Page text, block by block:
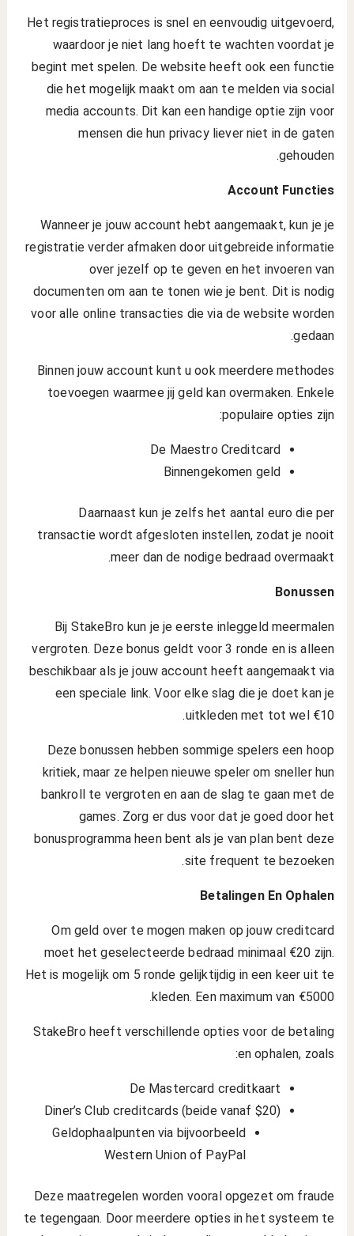
Het registratieproces is snel en eenvoudig uitgevoerd,
waardoor je niet lang hoeft te wachten voordat je
begint met spelen. De website heeft ook een functie
die het mogelijk maakt om aan te melden via social
media accounts. Dit kan een handige optie zijn voor
mensen die hun privacy liever niet in de gaten
gehouden.
Account Functies
Wanneer je jouw account hebt aangemaakt, kun je je
registratie verder afmaken door uitgebreide informatie
over jezelf op te geven en het invoeren van
documenten om aan te tonen wie je bent. Dit is nodig
voor alle online transacties die via de website worden
gedaan.
Binnen jouw account kunt u ook meerdere methodes
toevoegen waarmee jij geld kan overmaken. Enkele
populaire opties zijn:
De Maestro Creditcard
Binnengekomen geld
Daarnaast kun je zelfs het aantal euro die per
transactie wordt afgesloten instellen, zodat je nooit
meer dan de nodige bedraad overmaakt.
Bonussen
Bij StakeBro kun je je eerste inleggeld meermalen
vergroten. Deze bonus geldt voor 3 ronde en is alleen
beschikbaar als je jouw account heeft aangemaakt via
een speciale link. Voor elke slag die je doet kan je
uitkleden met tot wel €10.
Deze bonussen hebben sommige spelers een hoop
kritiek, maar ze helpen nieuwe speler om sneller hun
bankroll te vergroten en aan de slag te gaan met de
games. Zorg er dus voor dat je goed door het
bonusprogramma heen bent als je van plan bent deze
site frequent te bezoeken.
Betalingen En Ophalen
Om geld over te mogen maken op jouw creditcard
moet het geselecteerde bedraad minimaal €20 zijn.
Het is mogelijk om 5 ronde gelijktijdig in een keer uit te
kleden. Een maximum van €5000.
StakeBro heeft verschillende opties voor de betaling
en ophalen, zoals:
De Mastercard creditkaart
Diner’s Club creditcards (beide vanaf $20)
Geldophaalpunten via bijvoorbeeld
Western Union of PayPal
Deze maatregelen worden vooral opgezet om fraude
te tegengaan. Door meerdere opties in het systeem te